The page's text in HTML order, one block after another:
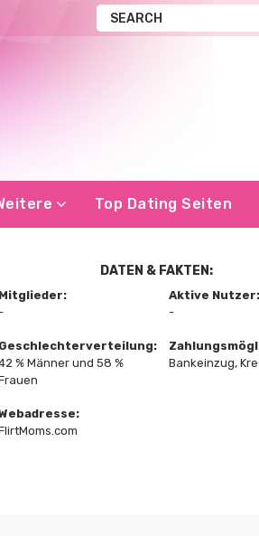
Top Dating Seiten
DATEN & FAKTEN:
Mitglieder:
-
Aktive Nutzer:
-
Geschlechterverteilung:
% Männer und 58 %
Bankeinzug,